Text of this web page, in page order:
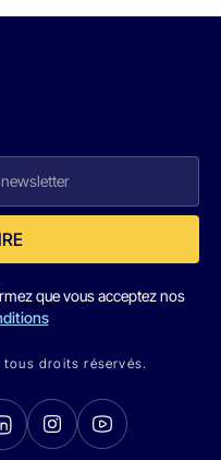
que vous acceptez nos
droits réservés.